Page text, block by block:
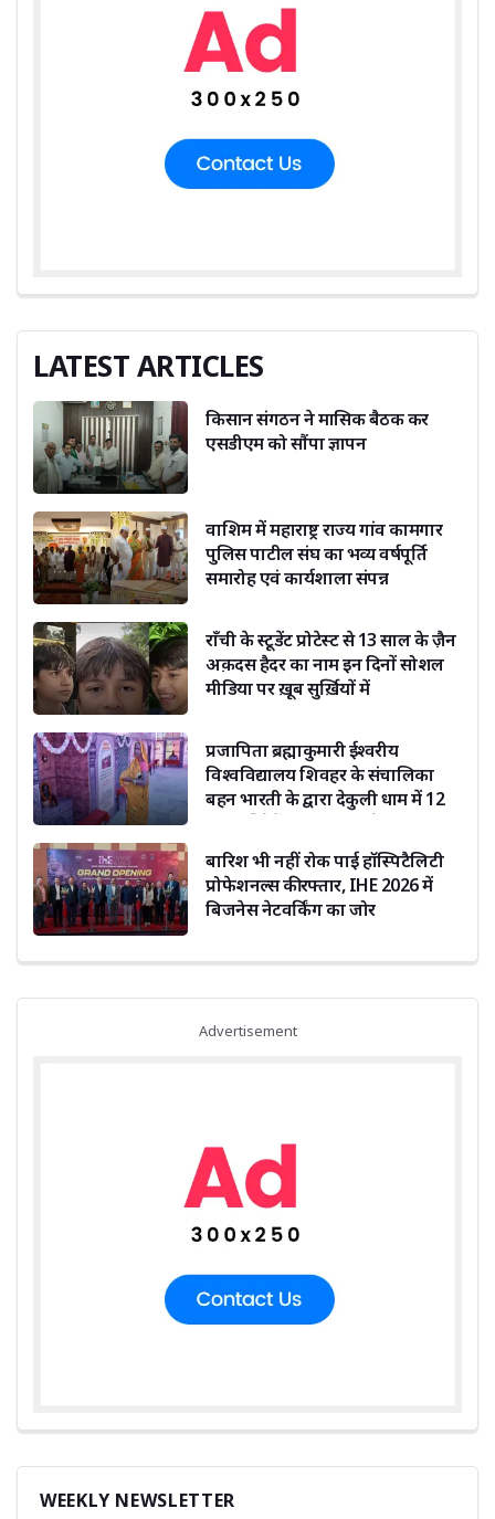
LATEST ARTICLES
किसान संगठन ने मासिक बैठक कर
एसडीएम को सौंपा ज्ञापन
वाशिम में महाराष्ट्र राज्य गांव कामगार
पुलिस पाटील संघ का भव्य वर्षपूर्ति
समारोह एवं कार्यशाला संपन्न
राँची के स्टूडेंट प्रोटेस्ट से 13 साल के ज़ैन
अक़दस हैदर का नाम इन दिनों सोशल
मीडिया पर ख़ूब सुर्ख़ियों में
प्रजापिता ब्रह्माकुमारी ईश्वरीय
विश्वविद्यालय शिवहर के संचालिका
बहन भारती के द्वारा देकुली धाम में 12
बारिश भी नहीं रोक पाई हॉस्पिटैलिटी
प्रोफेशनल्स की रफ्तार, IHE 2026 में
बिजनेस नेटवर्किंग का जोर
Advertisement
WEEKLY NEWSLETTER